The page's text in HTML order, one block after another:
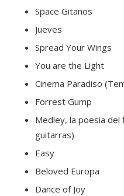
Space Gitanos
Jueves
Spread Your Wings
You are the Light
Cinema Paradiso
Forrest Gump
Medley, la poesia
guitarras)
Easy
Beloved Europa
Dance of Joy